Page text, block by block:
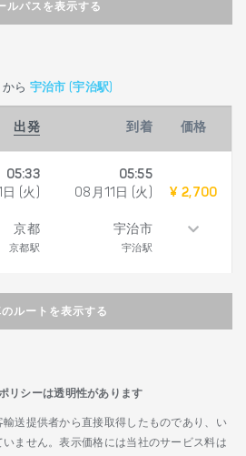
ルパスを表示する
から 宇治市 (宇治駅)
出発 到着 価格
05:33
日 (火)
京都
京都駅
05:55
08月11日 (火)
宇治市
宇治駅
¥ 2,700
ルートを表示する
リシーは透明性があります
送提供者から直接取得したものであり、い
ません。表示価格には当社のサービス料は